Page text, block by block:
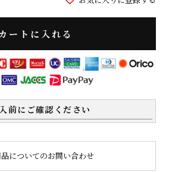
カートに入れる
前にご確認ください
についてのお問い合わせ